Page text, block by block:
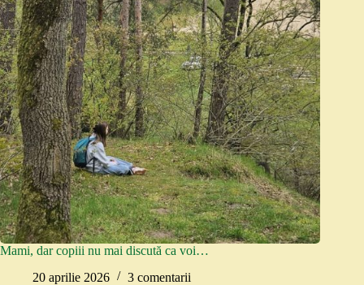
Mami, dar copiii nu mai discută ca voi…
20 aprilie 2026
3 comentarii